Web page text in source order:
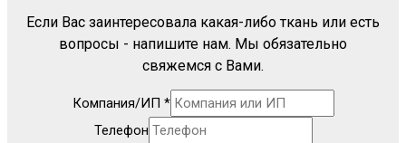
Если Вас заинтересовала какая-либо ткань или есть
вопросы - напишите нам. Мы обязательно
свяжемся с Вами.
Компания/ИП *
Телефон